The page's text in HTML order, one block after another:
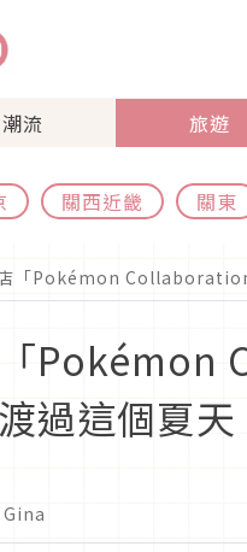
潮流 旅遊
關西近畿 關東
「Pokémon
過這個夏天
Gina